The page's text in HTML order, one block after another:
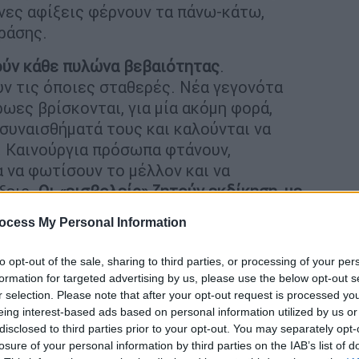
My Personal Information
opt-out of the sale, sharing to third parties, or processing of your
for targeted advertising by us, please use the below opt-out
selection. Please note that after your opt-out request is processed
interest-based ads based on personal information utilized by us
to third parties prior to your opt-out. You may separately
of your personal information by third parties on the IAB’s list of
αφίξεις φέρνουν τα πάνω-κάτω,
κάθε πυλώνα βεβαιότητας.
τις όποιες σταθερές. Νέα γεγονότα
βρίσκονται, για μία ακόμη φορά,
τους και καλούνται να
πρόσωπα φτάνουν,
να φωτίσουν το μέλλον και να
Οι «εισβολείς» ζητούν εκδίκηση, με
νικημένοι απέναντι στην μοίρα όπως
έρωτας. Χαρά, πόνος, συγκίνηση,
φινάλε απομένει ν' αποδειχθεί ή όχι το
συνεχίζεται… με τον κύκλο της
των Βρουλάκηδων και των
άφιξη του Αντρέα Βρουλάκη δυναμιτίζει